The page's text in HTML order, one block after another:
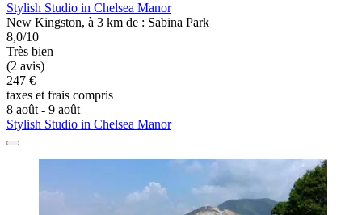
Stylish Studio in Chelsea Manor
New Kingston, à 3 km de : Sabina Park
8,0/10
Très bien
(2 avis)
247 €
taxes et frais compris
8 août - 9 août
Stylish Studio in Chelsea Manor